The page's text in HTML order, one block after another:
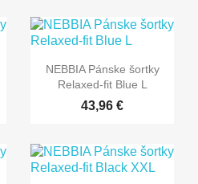
NEBBIA Pánske šortky
Relaxed-fit Blue L
43,96 €